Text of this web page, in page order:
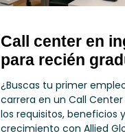
Call center en
para recién
¿Buscas tu primer
carrera en un Call
los requisitos, beneficios
crecimiento con Allied